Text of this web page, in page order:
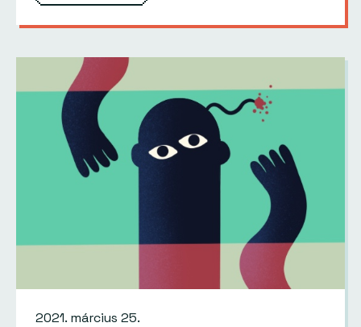
2021. március 25.